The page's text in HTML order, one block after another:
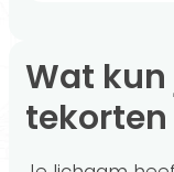
Wat kun je doen om